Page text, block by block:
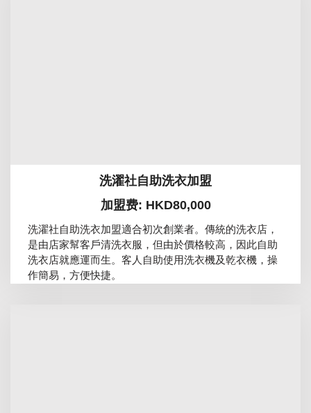
洗濯社自助洗衣加盟
加盟费: HKD80,000
洗濯社自助洗衣加盟適合初次創業者。傳統的洗衣店，
是由店家幫客戶清洗衣服，但由於價格較高，因此自助
洗衣店就應運而生。客人自助使用洗衣機及乾衣機，操
作簡易，方便快捷。